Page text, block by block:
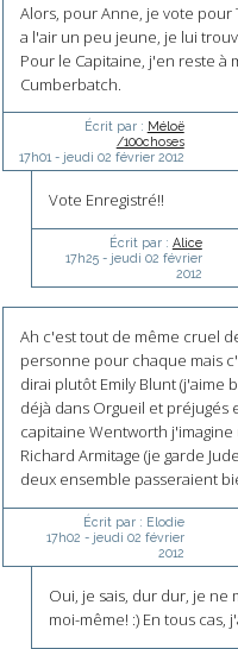
Alors, pour Anne, je vote pour
a l'air un peu jeune, je lui
Pour le Capitaine, j'en reste à
Cumberbatch.
Écrit par : Méloë
/100choses
17h01 - jeudi 02 février 2012
Vote Enregistré!!
Écrit par : Alice
17h25- jeudi 02 février
2012
Ah c'est tout de même cruel
personne pour chaque mais
dirai plutôt Emily Blunt (j'aime
déjà dans Orgueil et préjugés
capitaine Wentworth
Richard Armitage (je garde
deux ensemble passeraient
Écrit par : Elodie
17h02 - jeudi 02 février
2012
Oui, je sais, dur dur, je
moi-même! :) En tous cas,